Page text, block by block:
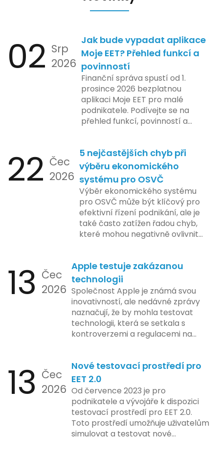
02 Srp
2026
Jak bude vypadat aplikace
Moje EET? Přehled funkcí a
povinností
Finanční správa spustí od 1.
prosince 2026 bezplatnou
aplikaci Moje EET pro malé
podnikatele. Podívejte se na
přehled funkcí, povinností a
22 Čec
2026
5 nejčastějších chyb při
výběru ekonomického
systému pro OSVČ
Výběr ekonomického systému
pro OSVČ může být klíčový pro
efektivní řízení podnikání, ale je
také často zatížen řadou chyb,
které mohou negativně ovlivnit
by se podnikatelé měli vyvarovat.
13 Čec
2026
Apple testuje zakázanou
technologii
Společnost Apple je známá svou
inovativností, ale nedávné zprávy
naznačují, že by mohla testovat
technologii, která se setkala s
kontroverzemi a regulacemi na
implementace funkce, která by
mohla porušovat určité zákonné
limity na ochranu osobních údajů.
Tato technologie se zaměřuje na
pokročilé sledování uživatelských
aktivit, což vyvolalo obavy ohledně
soukromí a ochrany dat uživatelů.
13 Čec
2026
Nové testovací prostředí pro
EET 2.0
Od července 2023 je pro
podnikatele a vývojáře k dispozici
testovací prostředí pro EET 2.0.
Toto prostředí umožňuje uživatelům
simulovat a testovat nové